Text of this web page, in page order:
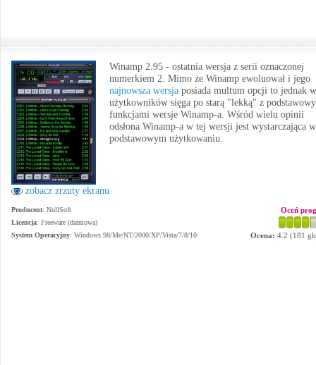
zobacz zrzuty ekranu
Winamp 2.95 - ostatnia wersja z serii oznaczonej
numerkiem 2. Mimo że Winamp ewoluował i jego
najnowsza wersja posiada multum opcji to jednak
użytkowników sięga po starą "lekką" z
funkcjami wersje Winamp-a. Wśród wielu opinii
odsłona Winamp-a w tej wersji jest wystarczająca w
podstawowym użytkowaniu.
Producent: NullSoft
Licencja: Freeware (darmowa)
System Operacyjny: Windows 98/Me/NT/2000/XP/Vista/7/8/10
Oceń
Ocena: 4.2 (181